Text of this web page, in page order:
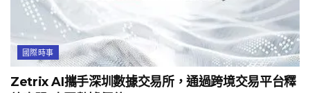
國際時事
Zetrix AI攜手深圳數據交易所，通過跨境交易平台釋